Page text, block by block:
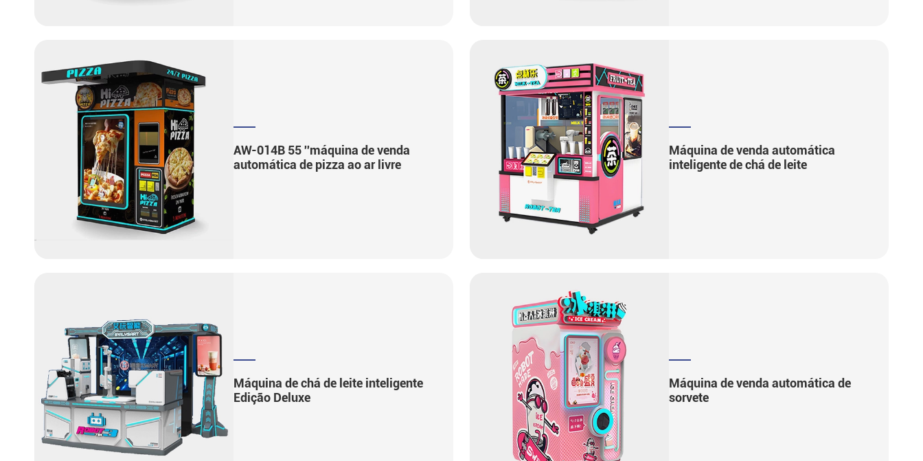
AW-014B 55 ''máquina de venda
automática de pizza ao ar livre
Máquina de venda automática
inteligente de chá de leite
Máquina de chá de leite inteligente
Edição Deluxe
Máquina de venda automática de
sorvete